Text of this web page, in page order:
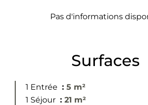
Pas d'informations
Surfaces
1 Entrée
5 m²
1 Séjour
21 m²